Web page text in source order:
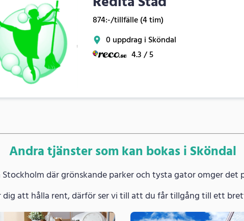
874:-/tillfälle (4 tim)
0 uppdrag i Sköndal
4.3 / 5
Andra tjänster som kan bokas i Sköndal
Stockholm där grönskande parker och tysta gator omger
att hålla rent, därför ser vi till att du får tillgång till ett